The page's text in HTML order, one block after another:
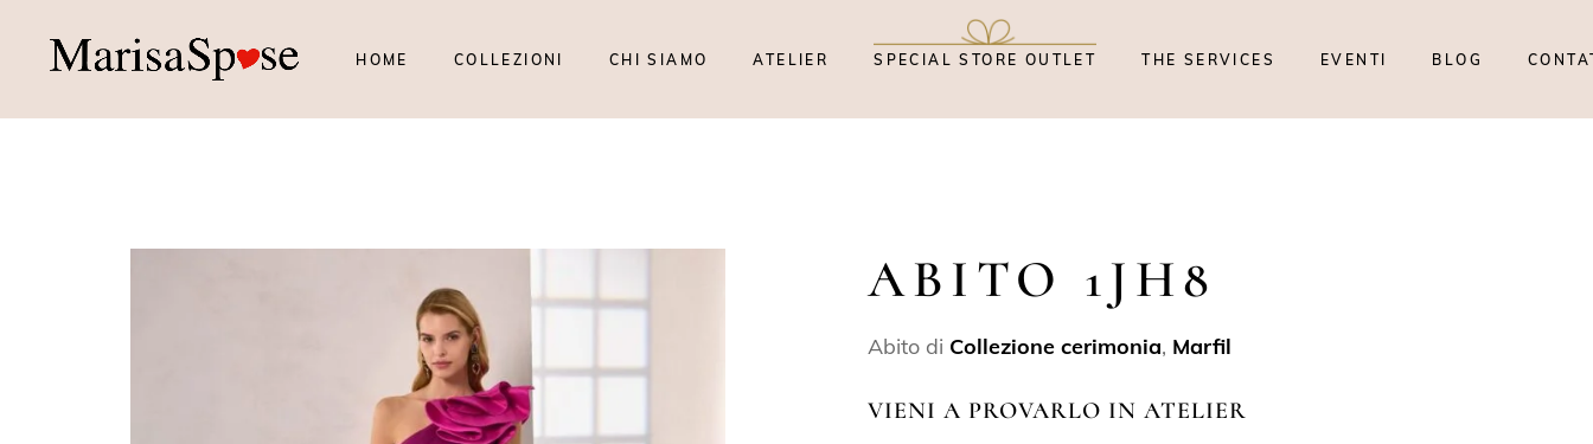
HOME COLLEZIONI CHI SIAMO ATELIER SPECIAL STORE OUTLET THE SERVICES EVENTI BLOG
ABITO 1JH8
Abito di Collezione cerimonia, Marfil
VIENI A PROVARLO IN ATELIER